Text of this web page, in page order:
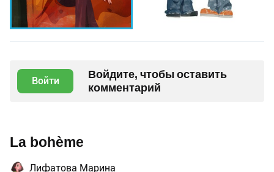
Войти
Войдите, чтобы оставить
комментарий
La bohème
Лифатова Марина